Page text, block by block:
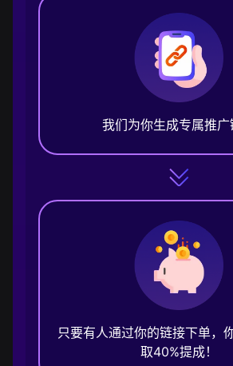
我们为你生成专属推广
只要有人通过你的链接下单，
取40%提成！